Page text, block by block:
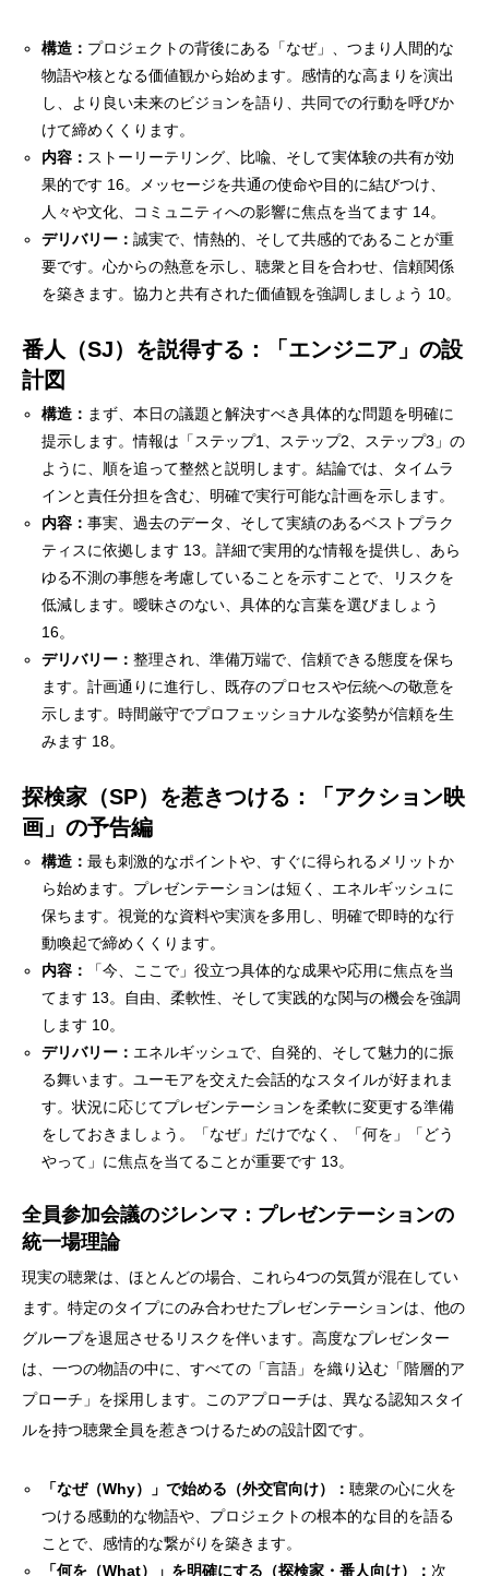
構造： プロジェクトの背後にある「なぜ」、つまり人間的な
物語や核となる価値観から始めます。感情的な高まりを演出
し、より良い未来のビジョンを語り、共同での行動を呼びか
けて締めくくります。
内容： ストーリーテリング、比喩、そして実体験の共有が効
果的です 16。メッセージを共通の使命や目的に結びつけ、
人々や文化、コミュニティへの影響に焦点を当てます 14。
デリバリー：誠実で、情熱的、そして共感的であることが重
要です。心からの熱意を示し、聴衆と目を合わせ、信頼関係
を築きます。協力と共有された価値観を強調しましょう 10。
番人（SJ）を説得する：「エンジニア」の設
計図
構造： まず、本日の議題と解決すべき具体的な問題を明確に
提示します。情報は「ステップ1、ステップ2、ステップ3」の
ように、順を追って整然と説明します。結論では、タイムラ
インと責任分担を含む、明確で実行可能な計画を示します。
内容：事実、過去のデータ、そして実績のあるベストプラク
ティスに依拠します 13。詳細で実用的な情報を提供し、あら
ゆる不測の事態を考慮していることを示すことで、リスクを
低減します。曖昧さのない、具体的な言葉を選びましょう
16。
デリバリー：整理され、準備万端で、信頼できる態度を保ち
ます。計画通りに進行し、既存のプロセスや伝統への敬意を
示します。時間厳守でプロフェッショナルな姿勢が信頼を生
みます 18。
探検家（SP）を惹きつける：「アクション映
画」の予告編
構造：最も刺激的なポイントや、すぐに得られるメリットか
ら始めます。プレゼンテーションは短く、エネルギッシュに
保ちます。視覚的な資料や実演を多用し、明確で即時的な行
動喚起で締めくくります。
内容：
「今、ここで」役立つ具体的な成果や応用に焦点を当
てます 13。自由、柔軟性、そして実践的な関与の機会を強調
します 10。
デリバリー： エネルギッシュで、自発的、そして魅力的に振
る舞います。ユーモアを交えた会話的なスタイルが好まれま
す。状況に応じてプレゼンテーションを柔軟に変更する準備
をしておきましょう。「なぜ」だけでなく、「何を」「どう
やって」に焦点を当てることが重要です 13。
全員参加会議のジレンマ：プレゼンテーションの
統一場理論
現実の聴衆は、ほとんどの場合、これら4つの気質が混在してい
ます。特定のタイプにのみ合わせたプレゼンテーションは、他の
グループを退屈させるリスクを伴います。高度なプレゼンター
は、一つの物語の中に、すべての「言語」を織り込む「階層的ア
プローチ」を採用します。このアプローチは、異なる認知スタイ
ルを持つ聴衆全員を惹きつけるための設計図です。
「なぜ（Why）」で始める（外交官向け）：聴衆の心に火を
つける感動的な物語や、プロジェクトの根本的な目的を語る
ことで、感情的な繋がりを築きます。
「何を（What）」を明確にする（探検家・番人向け）： 次